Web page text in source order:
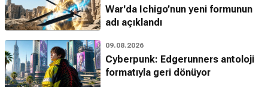
War'da Ichigo’nun yeni formunun
adı açıklandı
09.08.2026
Cyberpunk: Edgerunners antoloji
formatıyla geri dönüyor